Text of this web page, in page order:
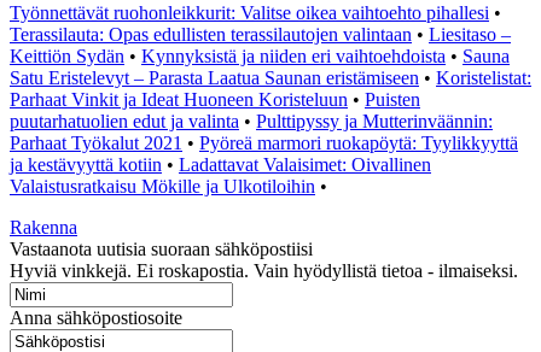
Työnnettävät ruohonleikkurit: Valitse oikea vaihtoehto pihallesi •
Terassilauta: Opas edullisten terassilautojen valintaan • Liesitaso –
Keittiön Sydän • Kynnyksistä ja niiden eri vaihtoehdoista • Sauna
Satu Eristelevyt – Parasta Laatua Saunan eristämiseen • Koristelistat:
Parhaat Vinkit ja Ideat Huoneen Koristeluun • Puisten
puutarhatuolien edut ja valinta • Pulttipyssy ja Mutterinväännin:
Parhaat Työkalut 2021 • Pyöreä marmori ruokapöytä: Tyylikkyyttä
ja kestävyyttä kotiin • Ladattavat Valaisimet: Oivallinen
Valaistusratkaisu Mökille ja Ulkotiloihin •
Rakenna
Vastaanota uutisia suoraan sähköpostiisi
Hyviä vinkkejä. Ei roskapostia. Vain hyödyllistä tietoa - ilmaiseksi.
Anna sähköpostiosoite